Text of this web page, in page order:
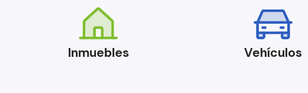
Inmuebles Vehículos